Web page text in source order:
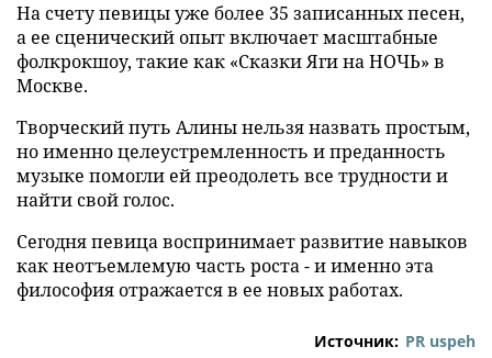
На счету певицы уже более 35 записанных песен,
а ее сценический опыт включает масштабные
фолкрокшоу, такие как «Сказки Яги на НОЧЬ» в
Москве.
Творческий путь Алины нельзя назвать простым,
но именно целеустремленность и преданность
музыке помогли ей преодолеть все трудности и
найти свой голос.
Сегодня певица воспринимает развитие навыков
как неотъемлемую часть роста - и именно эта
философия отражается в ее новых работах.
Источник: PR uspeh